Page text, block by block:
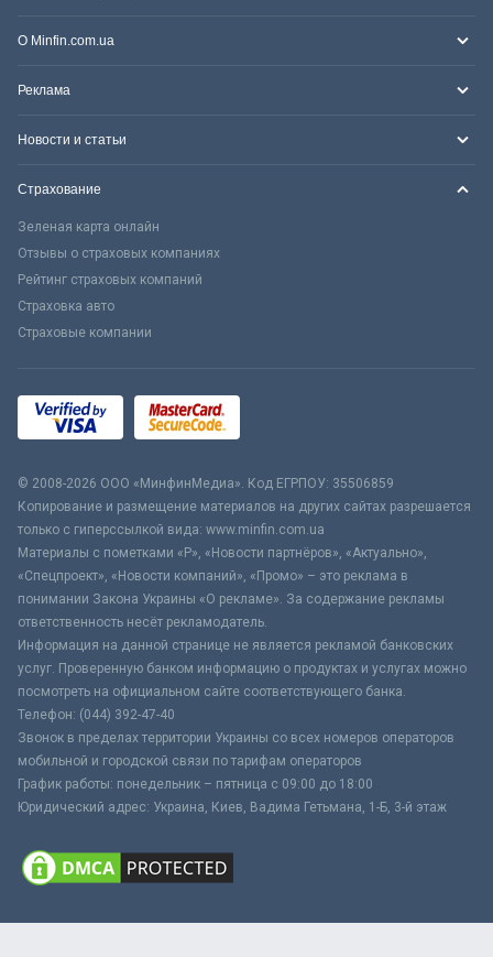
О Minfin.com.ua
Реклама
Новости и статьи
Страхование
Зеленая карта онлайн
Отзывы о страховых компаниях
Рейтинг страховых компаний
Страховка авто
Страховые компании
© 2008-2026 ООО «МинфинМедиа». Код ЕГРПОУ: 35506859
Копирование и размещение материалов на других сайтах разрешается
только с гиперссылкой вида: www.minfin.com.ua
Материалы с пометками «Р», «Новости партнёров», «Актуально»,
«Спецпроект», «Новости компаний», «Промо» – это реклама в
понимании Закона Украины «О рекламе». За содержание рекламы
ответственность несёт рекламодатель.
Информация на данной странице не является рекламой банковских
услуг. Проверенную банком информацию о продуктах и услугах можно
посмотреть на официальном сайте соответствующего банка.
Телефон: (044) 392-47-40
Звонок в пределах территории Украины со всех номеров операторов
мобильной и городской связи по тарифам операторов
График работы: понедельник – пятница с 09:00 до 18:00
Юридический адрес: Украина, Киев, Вадима Гетьмана, 1-Б, 3-й этаж